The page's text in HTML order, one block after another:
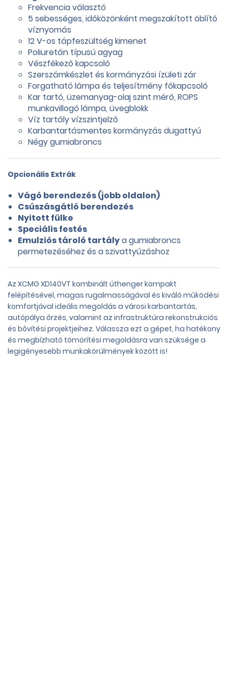
Frekvencia választó
5 sebességes, időközönként megszakított öblítő
víznyomás
12 V-os tápfeszültség kimenet
Poliuretán típusú agyag
Vészfékező kapcsoló
Szerszámkészlet és kormányzási ízületi zár
Forgatható lámpa és teljesítmény főkapcsoló
Kar tartó, üzemanyag-olaj szint mérő, ROPS
munkavillogó lámpa, üvegblokk
Víz tartály vízszintjelző
Karbantartásmentes kormányzás dugattyú
Négy gumiabroncs
Opcionális Extrák
Vágó berendezés (jobb oldalon)
Csúszásgátló berendezés
Nyitott fülke
Speciális festés
Emulziós tároló tartálya gumiabroncs
permetezéséhez és a szivattyúzáshoz
Az XCMG XD140VT kombinált úthenger kompakt
felépítésével, magas rugalmasságával és kiváló működési
komfortjával ideális megoldás a városi karbantartás,
autópálya őrzés, valamint az infrastruktúra rekonstrukciós
és bővítési projektjeihez. Válassza ezt a gépet, ha hatékony
és megbízható tömörítési megoldásra van szüksége a
legigényesebb munkakörülmények között is!